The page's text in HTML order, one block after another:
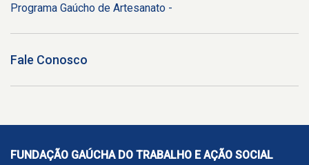
Programa Gaúcho de Artesanato -
Fale Conosco
FUNDAÇÃO GAÚCHA DO TRABALHO E AÇÃO SOCIAL